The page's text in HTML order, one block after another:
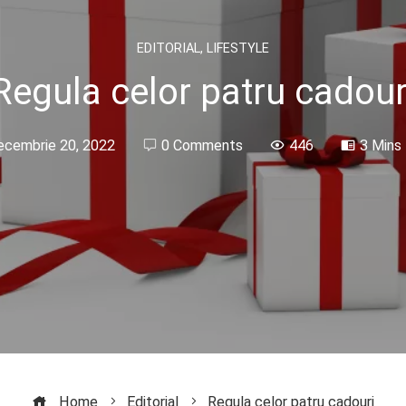
EDITORIAL, LIFESTYLE
celor patru
20, 2022 0 Comments 446 3 Mins
Home Editorial Regula celor patru cadouri